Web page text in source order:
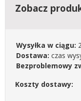
Zobacz
Wysyłka w ciągu:
Dostawa: czas
Bezproblemowy
Koszty dostawy: